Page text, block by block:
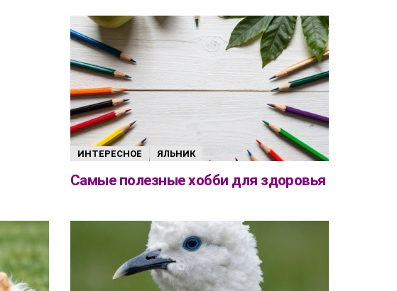
ИНТЕРЕСНОЕ ЯЛЬНИК
Самые полезные хобби для здоровья